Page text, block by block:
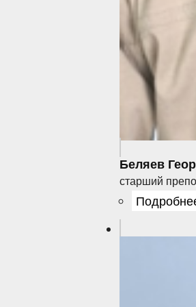
Беляев
старший